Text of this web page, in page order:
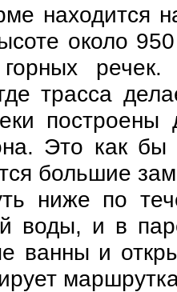
находится
около
горных
трасса
Это как
большие
ниже по
воды, и в
ванны и